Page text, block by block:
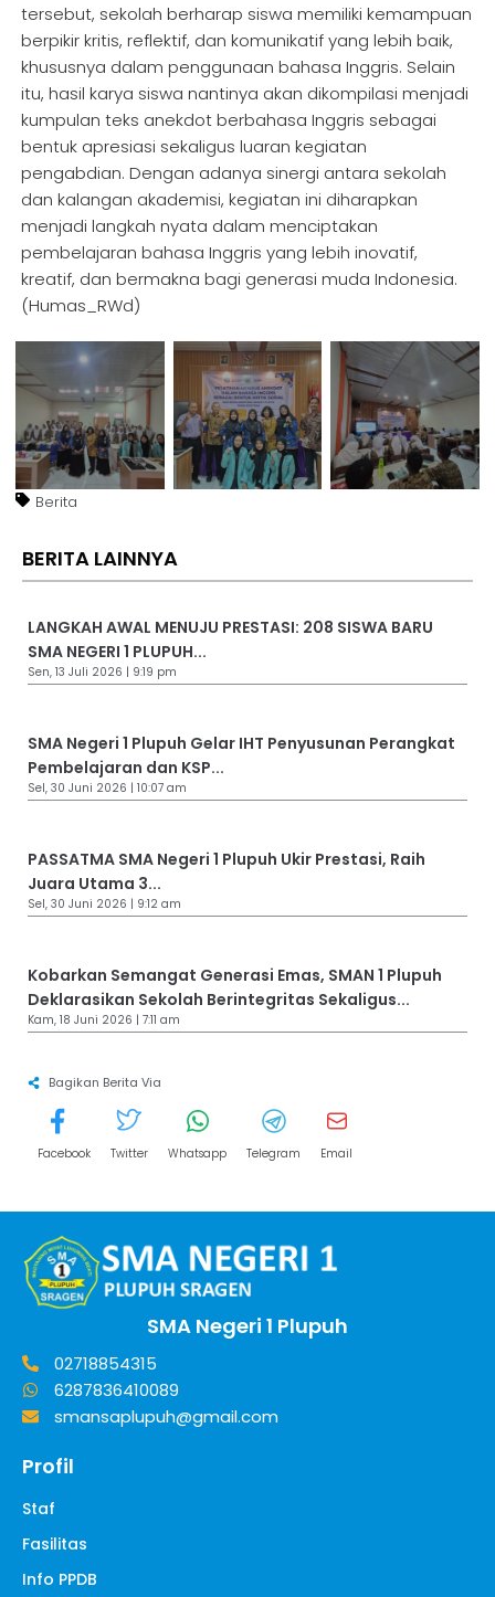
tersebut, sekolah berharap siswa memiliki kemampuan
berpikir kritis, reflektif, dan komunikatif yang lebih baik,
khususnya dalam penggunaan bahasa Inggris. Selain
itu, hasil karya siswa nantinya akan dikompilasi menjadi
kumpulan teks anekdot berbahasa Inggris sebagai
bentuk apresiasi sekaligus luaran kegiatan
pengabdian. Dengan adanya sinergi antara sekolah
dan kalangan akademisi, kegiatan ini diharapkan
menjadi langkah nyata dalam menciptakan
pembelajaran bahasa Inggris yang lebih inovatif,
kreatif, dan bermakna bagi generasi muda Indonesia.
(Humas_RWd)
Berita
BERITA LAINNYA
LANGKAH AWAL MENUJU PRESTASI: 208 SISWA BARU
SMA NEGERI 1 PLUPUH...
Sen, 13 Juli 2026 | 9:19 pm
SMA Negeri 1 Plupuh Gelar IHT Penyusunan Perangkat
Pembelajaran dan KSP...
Sel, 30 Juni 2026 | 10:07 am
PASSATMA SMA Negeri 1 Plupuh Ukir Prestasi, Raih
Juara Utama 3...
Sel, 30 Juni 2026 | 9:12 am
Kobarkan Semangat Generasi Emas, SMAN 1 Plupuh
Deklarasikan Sekolah Berintegritas Sekaligus...
Kam, 18 Juni 2026 | 7:11 am
Bagikan Berita Via
Facebook Twitter Whatsapp Telegram Email
SMA Negeri 1 Plupuh
02718854315
6287836410089
smansaplupuh@gmail.com
Profil
Staf
Fasilitas
Info PPDB